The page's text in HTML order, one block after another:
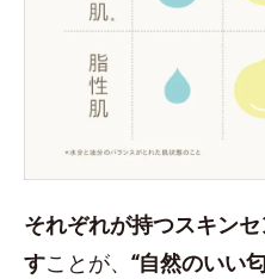
それぞれが持つスキン
すことが、 “自然のいい